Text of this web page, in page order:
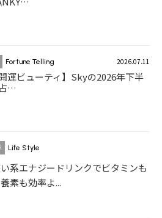
Fortune Telling 2026.07.11
開運ビューティ】Skyの2026年下半
…
Life Style
系エナジードリンクでビタミンも
素も効率よ...